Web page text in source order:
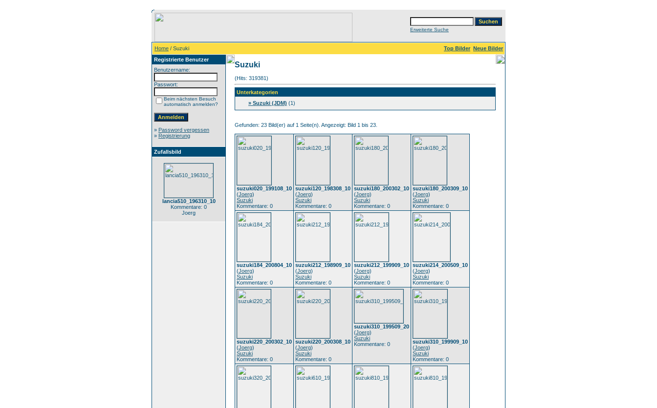
Erweiterte Suche
Home / Suzuki Top Bilder Neue Bilder
Registrierte Benutzer
Benutzername:
Passwort:
Beim nächsten Besuch
automatisch anmelden?
» Password vergessen
» Registrierung
Zufallsbild
lancia510_196310_10
Kommentare: 0
Joerg
Suzuki
(Hits: 319381)
Unterkategorien
» Suzuki (JDM) (1)
Gefunden: 23 Bild(er) auf 1 Seite(n). Angezeigt: Bild 1 bis 23.
suzuki020_199108_10
(Joerg)
Suzuki
Kommentare: 0
suzuki120_198308_10
(Joerg)
Suzuki
Kommentare: 0
suzuki180_200302_10
(Joerg)
Suzuki
Kommentare: 0
suzuki180_200309_10
(Joerg)
Suzuki
Kommentare: 0
suzuki184_200804_10
(Joerg)
Suzuki
Kommentare: 0
suzuki212_198909_10
(Joerg)
Suzuki
Kommentare: 0
suzuki212_199909_10
(Joerg)
Suzuki
Kommentare: 0
suzuki214_200509_10
(Joerg)
Suzuki
Kommentare: 0
suzuki220_200302_10
(Joerg)
Suzuki
Kommentare: 0
suzuki220_200308_10
(Joerg)
Suzuki
Kommentare: 0
suzuki310_199509_20
(Joerg)
Suzuki
Kommentare: 0
suzuki310_199909_10
(Joerg)
Suzuki
Kommentare: 0